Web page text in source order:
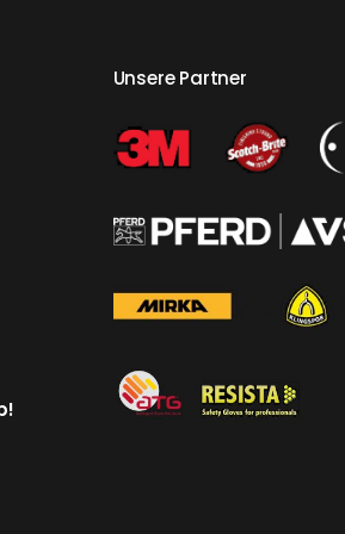
Unsere Partner